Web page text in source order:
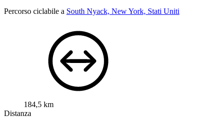
Percorso ciclabile a South Nyack, New York, Stati Uniti
184,5 km
Distanza